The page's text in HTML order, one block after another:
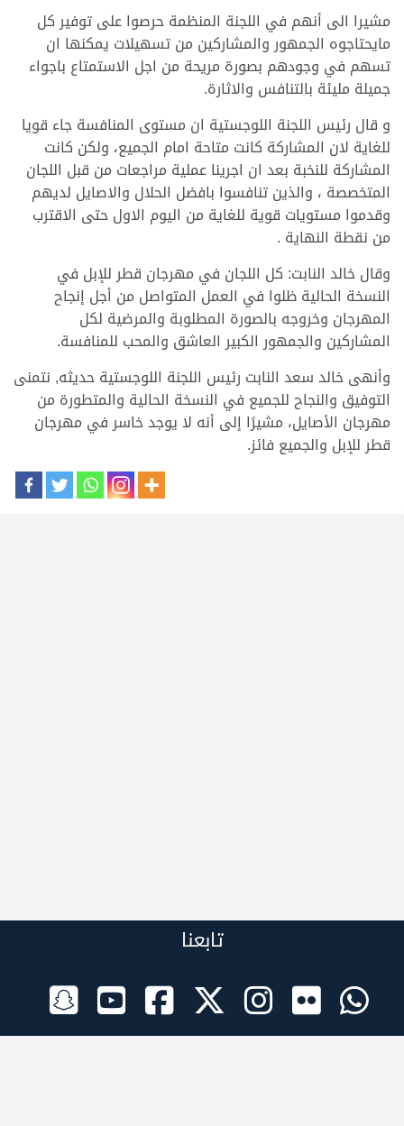
مشيرا الى أنهم في اللجنة المنظمة حرصوا على توفير كل
مايحتاجوه الجمهور والمشاركين من تسهيلات يمكنها ان
تسهم في وجودهم بصورة مريحة من اجل الاستمتاع باجواء
جميلة مليئة بالتنافس والاثارة.
و قال رئيس اللجنة اللوجستية ان مستوى المنافسة جاء قويا
للغاية لان المشاركة كانت متاحة امام الجميع، ولكن كانت
المشاركة للنخبة بعد ان اجرينا عملية مراجعات من قبل اللجان
المتخصصة ، والذين تنافسوا بافضل الحلال والاصايل لديهم
وقدموا مستويات قوية للغاية من اليوم الاول حتى الاقترب
من نقطة النهاية .
وقال خالد النابت: كل اللجان في مهرجان قطر للإبل في
النسخة الحالية ظلوا في العمل المتواصل من أجل إنجاح
المهرجان وخروجه بالصورة المطلوبة والمرضية لكل
المشاركين والجمهور الكبير العاشق والمحب للمنافسة.
وأنهى خالد سعد النابت رئيس اللجنة اللوجستية حديثه, نتمنى
التوفيق والنجاح للجميع في النسخة الحالية والمتطورة من
مهرجان الأصايل، مشيرًا إلى أنه لا يوجد خاسر في مهرجان
قطر للإبل والجميع فائز.
تابعنا